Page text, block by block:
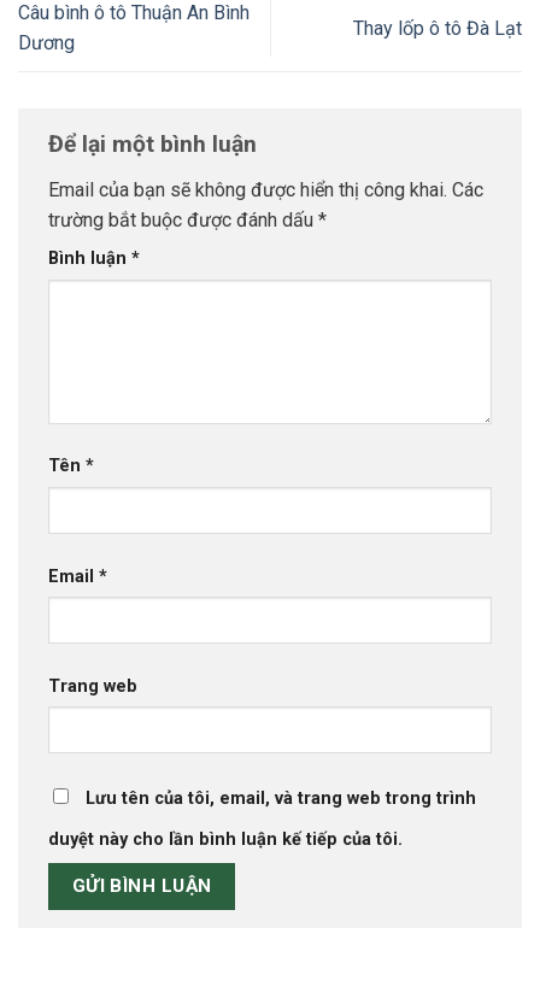
Câu bình ô tô Thuận An Bình
Dương
Thay lốp ô tô Đà Lạt
Để lại một bình luận
Email của bạn sẽ không được hiển thị công khai. Các
trường bắt buộc được đánh dấu *
Bình luận *
Tên *
Email *
Trang web
Lưu tên của tôi, email, và trang web trong trình
duyệt này cho lần bình luận kế tiếp của tôi.